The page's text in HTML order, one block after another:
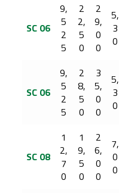
SC 06
9,
5
2
5
2
2,
5
0
2
9,
0
0
5,
3
0
SC 06
9,
5
2
5
2
8,
5
0
3
5,
0
0
5,
3
0
SC 08
1
2,
7
0
1
9,
5
0
2
6,
0
0
7,
0
0